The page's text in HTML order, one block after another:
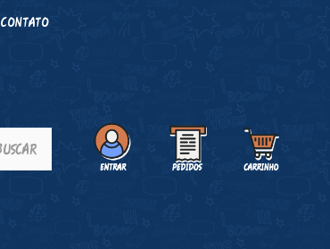
CONTATO